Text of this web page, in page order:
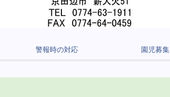
警報時の対応 園児募集